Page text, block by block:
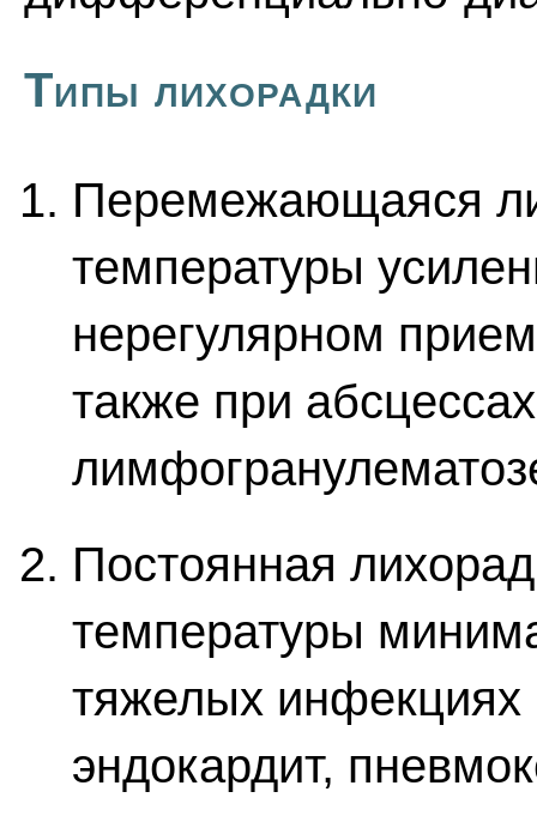
Типы лихорадки
Перемежающаяся
температуры
нерегулярном
также при
Постоянная
температуры
тяжелых
эндокардит,